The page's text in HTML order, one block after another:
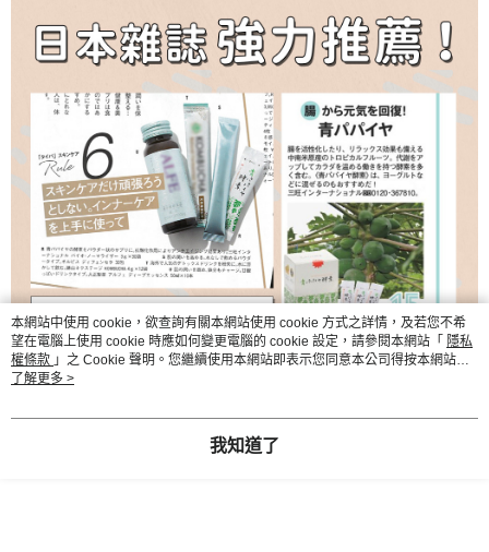
本網站中使用 cookie，欲查詢有關本網站使用 cookie 方式之詳情，及若您不希
望在電腦上使用 cookie 時應如何變更電腦的 cookie 設定，請參閱本網站「 隱私
權條款 」之 Cookie 聲明。您繼續使用本網站即表示您同意本公司得按本網站使
用條款之 Cookie 聲明使用 cookie。
了解更多 >
我知道了